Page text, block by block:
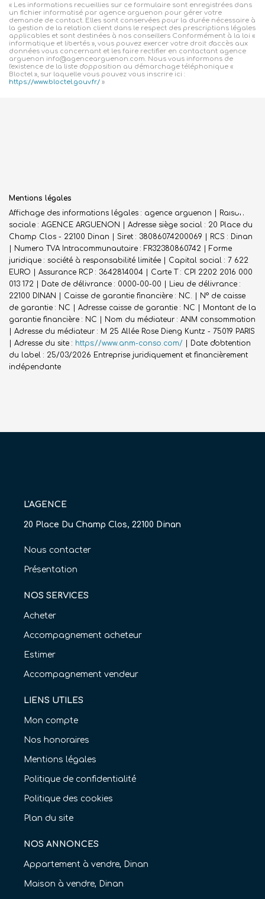
« Les informations recueillies sur ce formulaire sont enregistrées dans
un fichier informatisé par agence arguenon pour gérer votre
demande de contact. Elles sont conservées pour la durée nécessaire à
la gestion de la relation client dans le respect des prescriptions légales
applicables et sont destinées à nos conseillers Conformément à la loi «
informatique et libertés », vous pouvez exercer votre droit d'accès aux
données vous concernant et les faire rectifier en contactant agence
arguenon info@agencearguenon.com. Nous vous informons de
l'existence de la liste d'opposition au démarchage téléphonique «
Bloctel », sur laquelle vous pouvez vous inscrire ici :
https://www.bloctel.gouv.fr/ »
Mentions légales
Affichage des informations légales : agence arguenon | Raison
sociale : AGENCE ARGUENON | Adresse siège social : 20 Place du
Champ Clos - 22100 Dinan | Siret : 38086074200069 | RCS : Dinan
| Numero TVA Intracommunautaire : FR32380860742 | Forme
juridique : société à responsabilité limitée | Capital social : 7 622
EURO | Assurance RCP : 3642814004 | Carte T : CPI 2202 2016 000
013 172 | Date de délivrance : 0000-00-00 | Lieu de délivrance :
22100 DINAN | Caisse de garantie financière : NC. | N° de caisse
de garantie : NC | Adresse caisse de garantie : NC | Montant de la
garantie financière : NC | Nom du médiateur : ANM consommation
| Adresse du médiateur : M 25 Allée Rose Dieng Kuntz - 75019 PARIS
| Adresse du site : https://www.anm-conso.com/ | Date d'obtention
du label : 25/03/2026 Entreprise juridiquement et financièrement
indépendante
L'AGENCE
20 Place Du Champ Clos, 22100 Dinan
Nous contacter
Présentation
NOS SERVICES
Acheter
Accompagnement acheteur
Estimer
Accompagnement vendeur
LIENS UTILES
Mon compte
Nos honoraires
Mentions légales
Politique de confidentialité
Politique des cookies
Plan du site
NOS ANNONCES
Appartement à vendre, Dinan
Maison à vendre, Dinan